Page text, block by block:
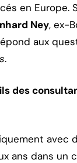
en Europe.
Ney, ex-
aux
.
des
avec
ans dans un